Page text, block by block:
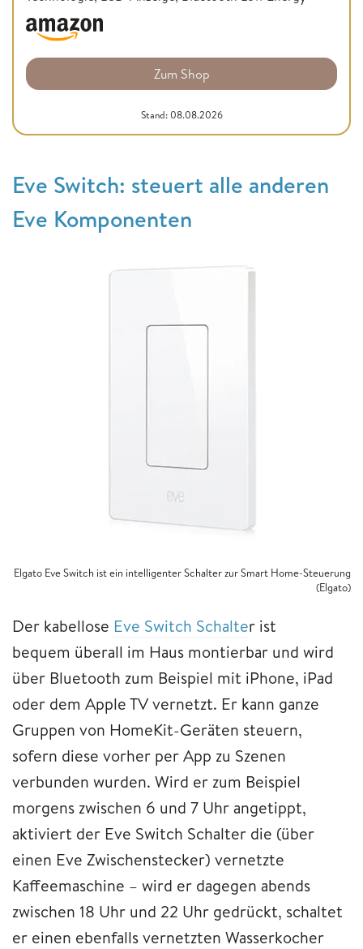
Zum Shop
Stand: 08.08.2026
Eve Switch: steuert alle anderen
Eve Komponenten
Elgato Eve Switch ist ein intelligenter Schalter zur Smart Home-Steuerung
(Elgato)
Der kabellose Eve Switch Schalter ist
bequem überall im Haus montierbar und wird
über Bluetooth zum Beispiel mit iPhone, iPad
oder dem Apple TV vernetzt. Er kann ganze
Gruppen von HomeKit-Geräten steuern,
sofern diese vorher per App zu Szenen
verbunden wurden. Wird er zum Beispiel
morgens zwischen 6 und 7 Uhr angetippt,
aktiviert der Eve Switch Schalter die (über
einen Eve Zwischenstecker) vernetzte
Kaffeemaschine – wird er dagegen abends
zwischen 18 Uhr und 22 Uhr gedrückt, schaltet
er einen ebenfalls vernetzten Wasserkocher